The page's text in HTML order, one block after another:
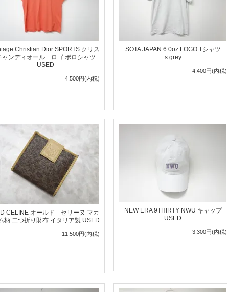
Christian Dior SPORTS クリス
ャンディオール ロゴ ポロシャツ
USED
4,500円(内税)
SOTA JAPAN 6.0oz LOGO Tシャツ
s.grey
4,400円(内税)
CELINE オールド セリーヌ マカ
柄 二つ折り財布 イタリア製 USED
11,500円(内税)
NEW ERA 9THIRTY NWU キャップ
USED
3,300円(内税)